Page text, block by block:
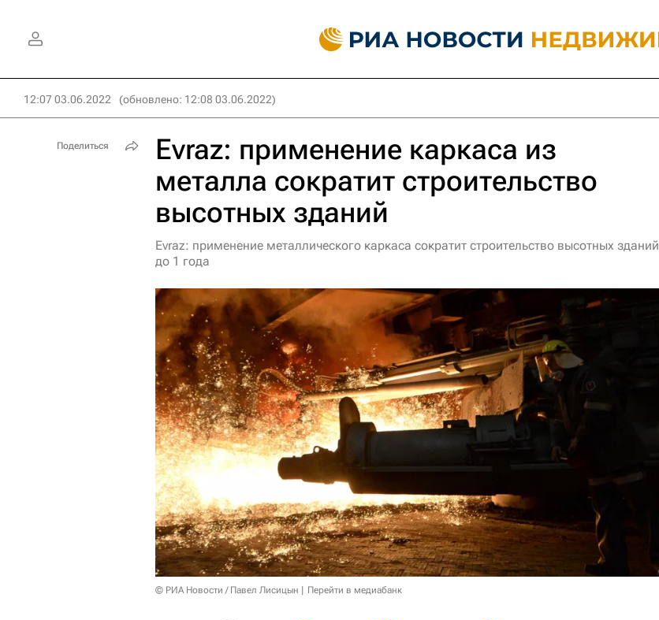
12:07 03.06.2022 (обновлено: 12:08 03.06.2022)
Evraz: применение каркаса из
металла сократит строительство
высотных зданий
Evraz: применение металлического каркаса сократит строительство высотных зданий
до 1 года
© РИА Новости / Павел Лисицын Перейти в медиабанк
Поделиться